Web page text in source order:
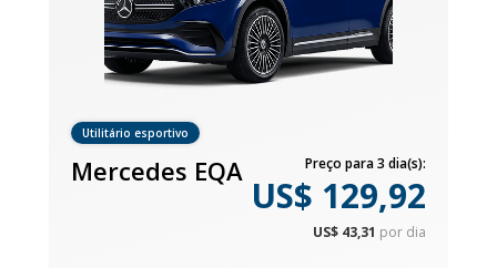
Utilitário esportivo
Mercedes EQA Preço para 3 dia(s):
US$ 129,92
US$ 43,31 por dia